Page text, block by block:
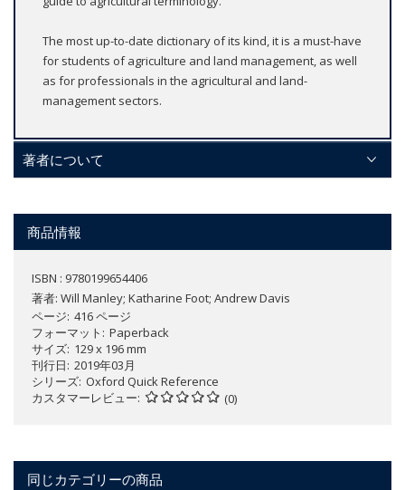
The most up-to-date dictionary of its kind, it is a must-have
for students of agriculture and land management, as well
as for professionals in the agricultural and land-
management sectors.
著者について
商品情報
ISBN : 9780199654406
著者: Will Manley; Katharine Foot; Andrew Davis
ページ 416 ページ
フォーマット
Paperback
サイズ 129 x 196 mm
刊行日 2019年03月
シリーズ Oxford Quick Reference
カスタマーレビュー
(0)
同じカテゴリーの商品